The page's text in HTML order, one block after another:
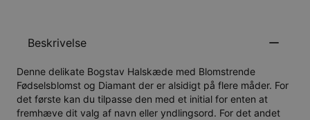
Beskrivelse
Denne delikate Bogstav Halskæde med Blomstrende
Fødselsblomst og Diamant der er alsidigt på flere måder. For
det første kan du tilpasse den med et initial for enten at
fremhæve dit valg af navn eller yndlingsord. For det andet